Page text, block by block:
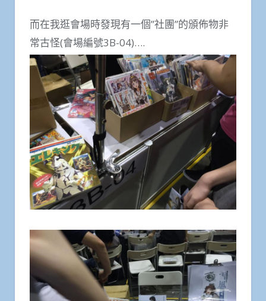
而在我逛會場時發現有一個”社團”的頒佈物非
常古怪(會場編號3B-04)….